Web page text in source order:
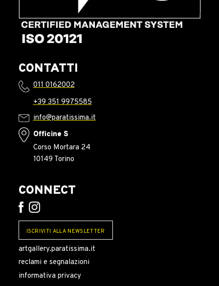
CONTATTI
011 0162002
+39 351 9975585
info@paratissima.it
Officine S
Corso Mortara 24
10149 Torino
CONNECT
ISCRIVITI ALLA NEWSLETTER
artgallery.paratissima.it
reclami e segnalazioni
informativa privacy